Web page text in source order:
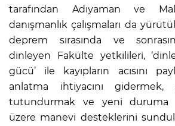
tarafından Adıyaman ve
danışmanlık çalışmaları da
deprem sırasında ve
dinleyen Fakülte yetkilileri,
gücü’ ile kayıpların acısını
anlatma ihtiyacını gidermek,
tutundurmak ve yeni duruma
üzere manevi desteklerini